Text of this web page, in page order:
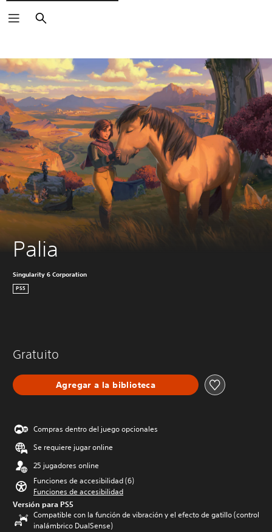
Buscar
Palia
Singularity 6 Corporation
PS5
Gratuito
Agregar a la biblioteca
Compras dentro del juego opcionales
Se requiere jugar online
25 jugadores online
Funciones de accesibilidad (6)
Funciones de accesibilidad
Versión para PS5
Compatible con la función de vibración y el efecto de gatillo (control
inalámbrico DualSense)